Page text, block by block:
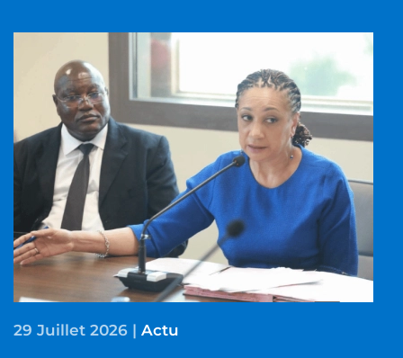
29 Juillet 2026 | Actu